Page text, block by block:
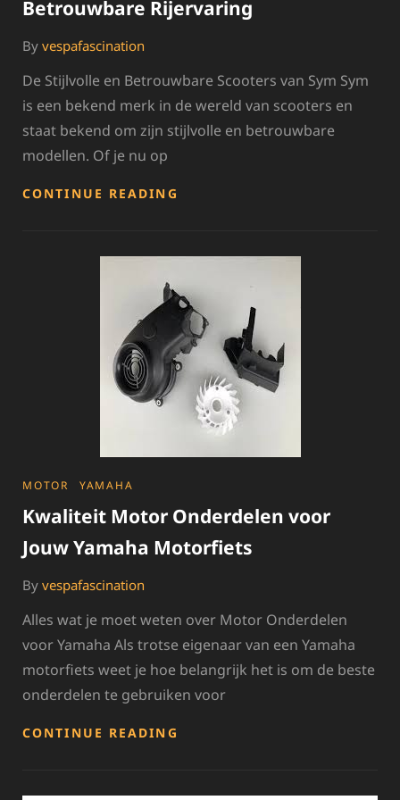
Betrouwbare Rijervaring
By vespafascination
De Stijlvolle en Betrouwbare Scooters van Sym Sym
is een bekend merk in de wereld van scooters en
staat bekend om zijn stijlvolle en betrouwbare
modellen. Of je nu op
CONTINUE READING
RIJERVARING
CATEGORIES
MOTOR YAMAHA
Kwaliteit Motor Onderdelen voor
Jouw Yamaha Motorfiets
By vespafascination
Alles wat je moet weten over Motor Onderdelen
voor Yamaha Als trotse eigenaar van een Yamaha
motorfiets weet je hoe belangrijk het is om de beste
onderdelen te gebruiken voor
CONTINUE READING